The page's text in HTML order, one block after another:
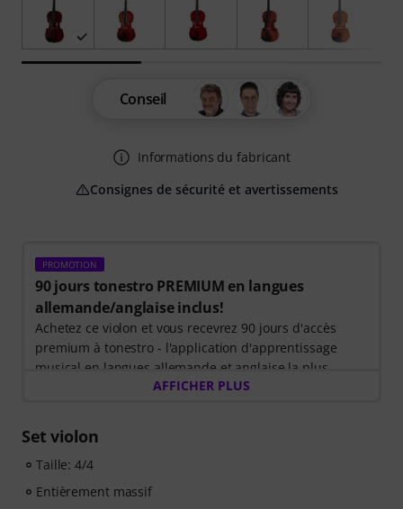
PROMOTION
90 jours tonestro PREMIUM en langues
allemande/anglaise inclus!
Achetez ce violon et vous recevrez 90 jours d'accès
premium à tonestro - l'application d'apprentissage
musical en langues allemande et anglaise la plus
populaire au monde permettant d'apprendre le violon
Découvrez le monde de la musique avec
interactives étape par étape
avec un enregistrement d'accompagnement de haute
qualitéet plus de270 exercices ciblés
AFFICHER PLUS
Set violon
Taille: 4/4
Entièrement massif
Conseil
Informations du fabricant
Consignes de sécurité et avertissements